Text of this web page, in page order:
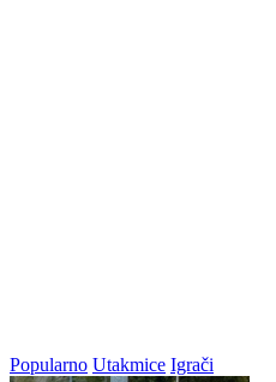
Popularno Utakmice Igrači